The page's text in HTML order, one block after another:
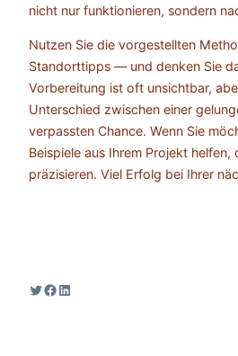
nicht nur funktionieren, sondern
Nutzen Sie die vorgestellten
Standorttipps — und denken Sie
Vorbereitung ist oft unsichtbar,
Unterschied zwischen einer
verpassten Chance. Wenn Sie
Beispiele aus Ihrem Projekt helfen,
präzisieren. Viel Erfolg bei Ihrer
Twitter
Facebook
LinkedIn